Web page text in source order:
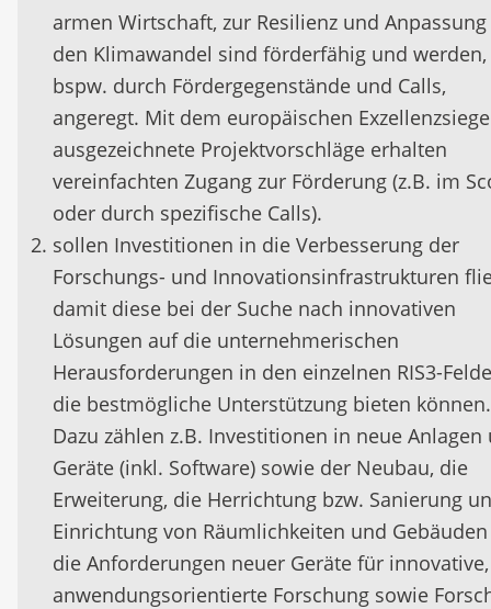
armen Wirtschaft, zur Resilienz und
den Klimawandel sind förderfähig und werden,
bspw. durch Fördergegenstände und Calls,
angeregt. Mit dem europäischen
ausgezeichnete Projektvorschläge erhalten
vereinfachten Zugang zur Förderung (z.B. im
oder durch spezifische Calls).
sollen Investitionen in die Verbesserung der
Forschungs- und Innovationsinfrastrukturen
damit diese bei der Suche nach innovativen
Lösungen auf die unternehmerischen
Herausforderungen in den einzelnen RIS3-
die bestmögliche Unterstützung bieten können.
Dazu zählen z.B. Investitionen in neue Anlagen
Geräte (inkl. Software) sowie der Neubau, die
Erweiterung, die Herrichtung bzw. Sanierung
Einrichtung von Räumlichkeiten und
die Anforderungen neuer Geräte für innovative,
anwendungsorientierte Forschung sowie